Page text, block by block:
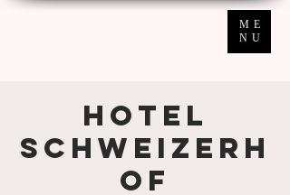
ME
NU
Hotel
Schweizerh
of